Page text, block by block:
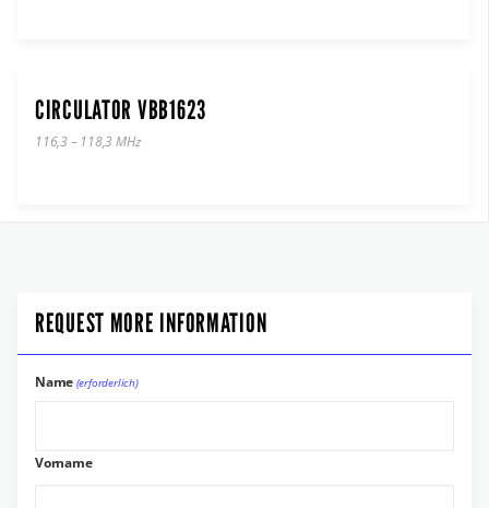
CIRCULATOR VBB1623
116,3 – 118,3 MHz
REQUEST MORE INFORMATION
Name (erforderlich)
Vorname